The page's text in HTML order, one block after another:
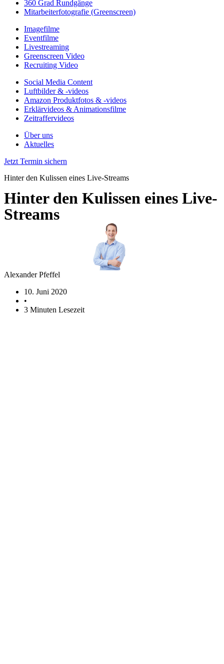
360 Grad Rundgänge
Mitarbeiterfotografie (Greenscreen)
Imagefilme
Eventfilme
Livestreaming
Greenscreen Video
Recruiting Video
Social Media Content
Luftbilder & -videos
Amazon Produktfotos & -videos
Erklärvideos & Animationsfilme
Zeitraffervideos
Über uns
Aktuelles
Jetzt Termin sichern
Hinter den Kulissen eines Live-Streams
Hinter den Kulissen eines Live-
Streams
Alexander Pfeffel
10. Juni 2020
•
3 Minuten Lesezeit